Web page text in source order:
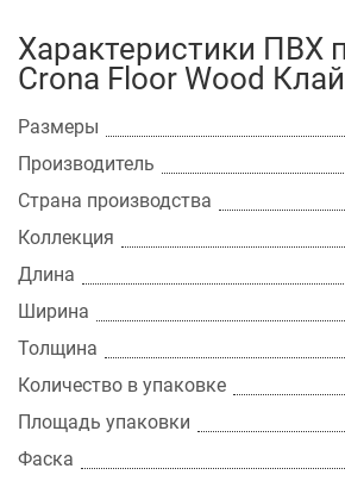
Характеристики ПВХ
Crona Floor Wood
Размеры
Производитель
Страна производства
Коллекция
Длина
Ширина
Толщина
Количество в упаковке
Площадь упаковки
Фаска